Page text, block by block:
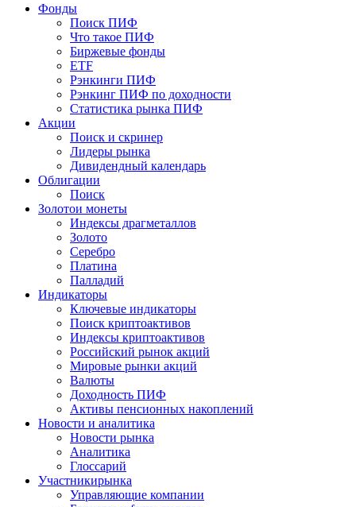
Фонды
Поиск ПИФ
Что такое ПИФ
Биржевые фонды
ETF
Рэнкинги ПИФ
Рэнкинг ПИФ по доходности
Статистика рынка ПИФ
Акции
Поиск и скринер
Лидеры рынка
Дивидендный календарь
Облигации
Поиск
Золотои монеты
Индексы драгметаллов
Золото
Серебро
Платина
Палладий
Индикаторы
Ключевые индикаторы
Поиск криптоактивов
Индексы криптоактивов
Российский рынок акций
Мировые рынки акций
Валюты
Доходность ПИФ
Активы пенсионных накоплений
Новости и аналитика
Новости рынка
Аналитика
Глоссарий
Участникирынка
Управляющие компании